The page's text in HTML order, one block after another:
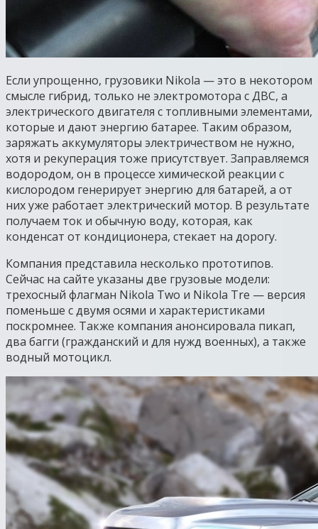
Если упрощенно, грузовики Nikola — это в некотором
смысле гибрид, только не электромотора с ДВС, а
электрического двигателя с топливными элементами,
которые и дают энергию батарее. Таким образом,
заряжать аккумуляторы электричеством не нужно,
хотя и рекуперация тоже присутствует. Заправляемся
водородом, он в процессе химической реакции с
кислородом генерирует энергию для батарей, а от
них уже работает электрический мотор. В результате
получаем ток и обычную воду, которая, как
конденсат от кондиционера, стекает на дорогу.
Компания представила несколько прототипов.
Сейчас на сайте указаны две грузовые модели:
трехосный флагман Nikola Two и Nikola Tre — версия
поменьше с двумя осями и характеристиками
поскромнее. Также компания анонсировала пикап,
два багги (гражданский и для нужд военных), а также
водный мотоцикл.